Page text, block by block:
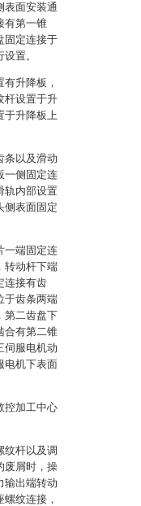
表面安装通
有第一锥
固定连接于
置。
升降板，
杆设置于升
于升降板上
条以及滑动
一侧固定连
轨内部设置
侧表面固定
一端固定连
转动杆下端
连接有齿
于齿条两端
第二齿盘下
合有第二锥
伺服电机动
电机下表面
控加工中心
纹杆以及调
废屑时，操
输出端转动
纹连接，